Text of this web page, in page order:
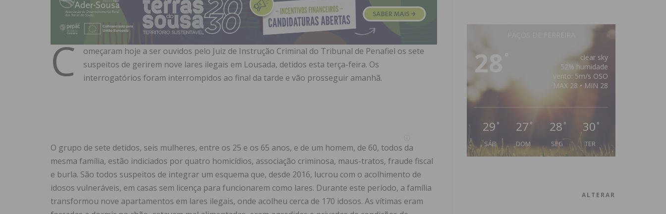
C
omeçaram hoje a ser ouvidos pelo Juiz de Instrução Criminal do Tribunal de Penafiel os sete
suspeitos de gerirem nove lares ilegais em Lousada, detidos esta terça-feira. Os
interrogatórios foram interrompidos ao final da tarde e vão prosseguir amanhã.
O grupo de sete detidos, seis mulheres, entre os 25 e os 65 anos, e de um homem, de 60, todos da
mesma família, estão indiciados por quatro homicídios, associação criminosa, maus-tratos, fraude fiscal
e burla. São todos suspeitos de integrar um esquema que, desde 2016, lucrou com o acolhimento de
idosos vulneráveis, em casas sem licença para funcionarem como lares. Durante este período, a família
transformou nove apartamentos em lares ilegais, onde acolheu cerca de 170 idosos. As vítimas eram
28
clear sky
52% humidade
vento: 5m/s OSO
MAX 28 • MIN 28
29 °
SÁB
27 °
DOM
28 °
SEG
30 °
TER
ALTERAR